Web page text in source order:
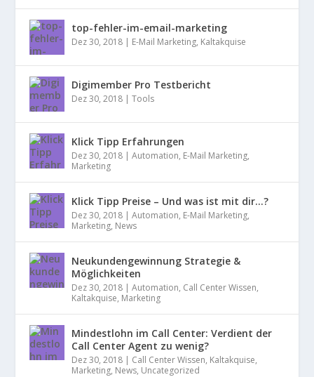
top-fehler-im-email-marketing
Dez 30, 2018 | E-Mail Marketing, Kaltakquise
Digimember Pro Testbericht
Dez 30, 2018 |Tools
Klick Tipp Erfahrungen
Dez 30, 2018 |Automation, E-Mail Marketing,
Marketing
Klick Tipp Preise – Und was ist mit dir…?
Dez 30, 2018 |Automation, E-Mail Marketing,
Marketing, News
Neukundengewinnung Strategie &
Möglichkeiten
Dez 30, 2018 |Automation, Call Center Wissen,
Kaltakquise, Marketing
Mindestlohn im Call Center: Verdient der
Call Center Agent zu wenig?
Dez 30, 2018 | Call Center Wissen, Kaltakquise,
Marketing, News, Uncategorized